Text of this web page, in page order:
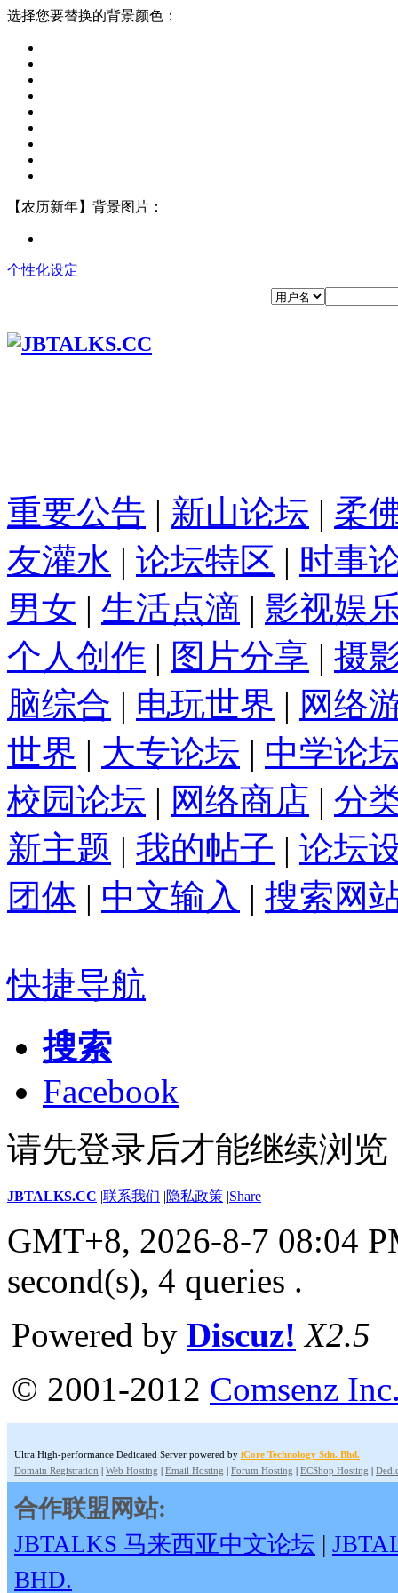
选择您要替换的背景颜色：
【农历新年】背景图片：
个性化设定
重要公告 | 新山论坛 | 柔
友灌水 | 论坛特区 | 时事
男女 | 生活点滴 | 影视娱
个人创作 | 图片分享 | 摄
脑综合 | 电玩世界 | 网络
世界 | 大专论坛 | 中学论
校园论坛 | 网络商店 | 分
新主题 | 我的帖子 | 论坛
团体 | 中文输入 | 搜索网
快捷导航
搜索
Facebook
请先登录后才能继续浏览
JBTALKS.CC |联系我们 |隐私政策 |Share
GMT+8, 2026-8-7 08:04
second(s), 4 queries .
Powered by Discuz! X2.5
© 2001-2012 Comsenz
Ultra High-performance Dedicated Server powered by iCore Technology Sdn. Bhd.
Domain Registration | Web Hosting | Email Hosting | Forum Hosting | ECShop Hosting |
合作联盟网站:
JBTALKS 马来西亚中文论坛 |
BHD.